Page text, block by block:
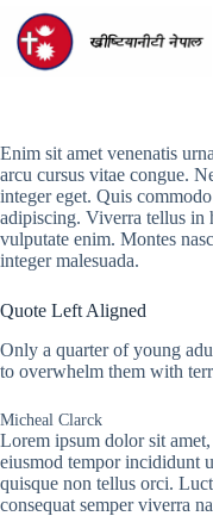
content
Enim sit amet venenatis
arcu cursus vitae congue.
integer eget. Quis
adipiscing. Viverra tellus in
vulputate enim. Montes
integer malesuada.
Quote Left Aligned
Only a quarter of young
to overwhelm them with
Micheal Clarck
Lorem ipsum dolor sit
eiusmod tempor incididunt
quisque non tellus orci.
consequat semper viverra